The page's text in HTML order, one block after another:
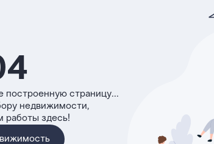
построенную страницу...
недвижимости,
работы здесь!